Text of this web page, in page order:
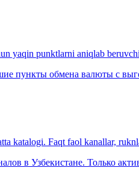
yaqin punktlarni aniqlab
пункты обмена валюты с
katalogi. Faqt faol kanallar,
в Узбекистане. Только